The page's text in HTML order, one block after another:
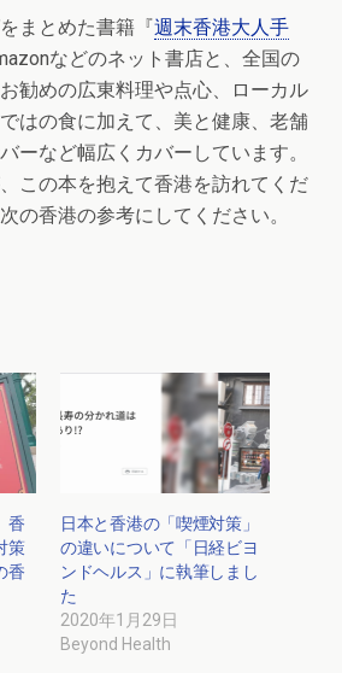
まとめた書籍『週末香港大人手
などのネット書店と、全国の
勧めの広東料理や点心、ローカル
はの食に加えて、美と健康、老舗
ーなど幅広くカバーしています。
この本を抱えて香港を訪れてくだ
の香港の参考にしてください。
香
策
香
日本と香港の「喫煙対策」
の違いについて「日経ビヨ
ンドヘルス」に執筆しまし
た
2020年1月29日
Beyond Health